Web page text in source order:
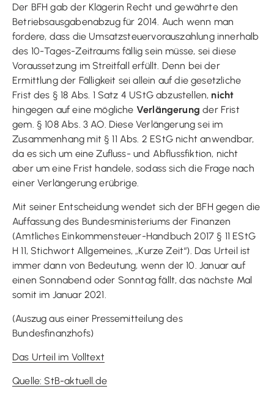
Der BFH gab der Klägerin Recht und gewährte den
Betriebsausgabenabzug für 2014. Auch wenn man
fordere, dass die Umsatzsteuervorauszahlung innerhalb
des 10-Tages-Zeitraums fällig sein müsse, sei diese
Voraussetzung im Streitfall erfüllt. Denn bei der
Ermittlung der Fälligkeit sei allein auf die gesetzliche
Frist des § 18 Abs. 1 Satz 4 UStG abzustellen, nicht
hingegen auf eine mögliche Verlängerung der Frist
gem. § 108 Abs. 3 AO. Diese Verlängerung sei im
Zusammenhang mit § 11 Abs. 2 EStG nicht anwendbar,
da es sich um eine Zufluss- und Abflussfiktion, nicht
aber um eine Frist handele, sodass sich die Frage nach
einer Verlängerung erübrige.
Mit seiner Entscheidung wendet sich der BFH gegen die
Auffassung des Bundesministeriums der Finanzen
(Amtliches Einkommensteuer-Handbuch 2017 § 11 EStG
H 11, Stichwort Allgemeines, „Kurze Zeit“). Das Urteil ist
immer dann von Bedeutung, wenn der 10. Januar auf
einen Sonnabend oder Sonntag fällt, das nächste Mal
somit im Januar 2021.
(Auszug aus einer Pressemitteilung des
Bundesfinanzhofs)
Das Urteil im Volltext
Quelle: StB-aktuell.de